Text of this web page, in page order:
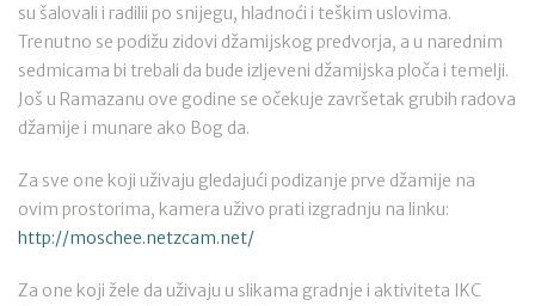
su šalovali i radilii po snijegu, hladnoći i teškim uslovima.
Trenutno se podižu zidovi džamijskog predvorja, a u narednim
sedmicama bi trebali da bude izljeveni džamijska ploča i temelji.
Još u Ramazanu ove godine se očekuje završetak grubih radova
džamije i munare ako Bog da.
Za sve one koji uživaju gledajući podizanje prve džamije na
ovim prostorima, kamera uživo prati izgradnju na linku:
http://moschee.netzcam.net/
Za one koji žele da uživaju u slikama gradnje i aktiviteta IKC